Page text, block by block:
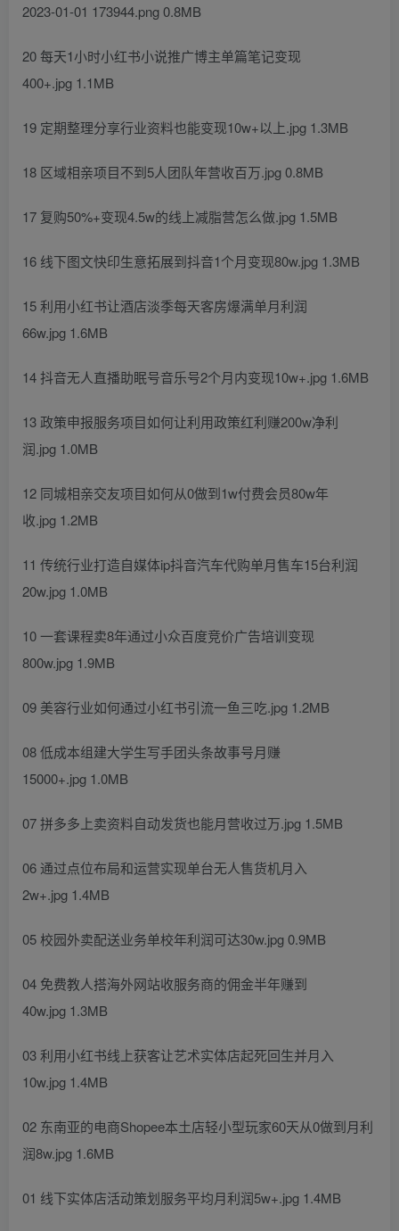
2023-01-01 173944.png 0.8MB
20 每天1小时小红书小说推广博主单篇笔记变现
400+.jpg 1.1MB
19 定期整理分享行业资料也能变现10w+以上.jpg 1.3MB
18 区域相亲项目不到5人团队年营收百万.jpg 0.8MB
17 复购50%+变现4.5w的线上减脂营怎么做.jpg 1.5MB
16 线下图文快印生意拓展到抖音1个月变现80w.jpg 1.3MB
15 利用小红书让酒店淡季每天客房爆满单月利润
66w.jpg 1.6MB
14 抖音无人直播助眠号音乐号2个月内变现10w+.jpg 1.6MB
13 政策申报服务项目如何让利用政策红利赚200w净利
润.jpg 1.0MB
12 同城相亲交友项目如何从0做到1w付费会员80w年
收.jpg 1.2MB
11 传统行业打造自媒体ip抖音汽车代购单月售车15台利润
20w.jpg 1.0MB
10 一套课程卖8年通过小众百度竞价广告培训变现
800w.jpg 1.9MB
09 美容行业如何通过小红书引流一鱼三吃.jpg 1.2MB
08 低成本组建大学生写手团头条故事号月赚
15000+.jpg 1.0MB
07 拼多多上卖资料自动发货也能月营收过万.jpg 1.5MB
06 通过点位布局和运营实现单台无人售货机月入
2w+.jpg 1.4MB
05 校园外卖配送业务单校年利润可达30w.jpg 0.9MB
04 免费教人搭海外网站收服务商的佣金半年赚到
40w.jpg 1.3MB
03 利用小红书线上获客让艺术实体店起死回生并月入
10w.jpg 1.4MB
02 东南亚的电商Shopee本土店轻小型玩家60天从0做到月利
润8w.jpg 1.6MB
01 线下实体店活动策划服务平均月利润5w+.jpg 1.4MB